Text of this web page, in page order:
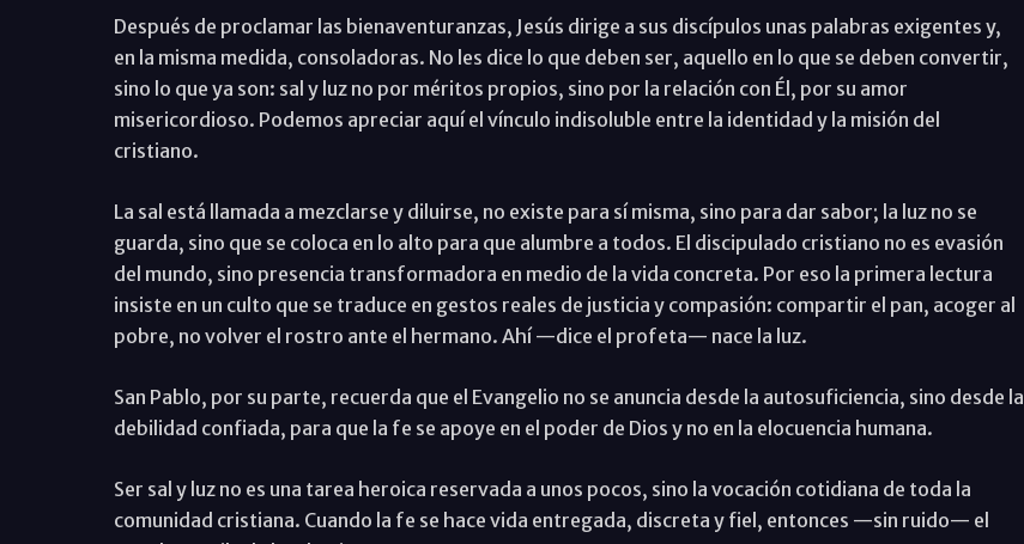
Después de proclamar las bienaventuranzas, Jesús dirige a sus discípulos unas palabras exigentes y,
en la misma medida, consoladoras. No les dice lo que deben ser, aquello en lo que se deben convertir,
sino lo que ya son: sal y luz no por méritos propios, sino por la relación con Él, por su amor
misericordioso. Podemos apreciar aquí el vínculo indisoluble entre la identidad y la misión del
cristiano.
La sal está llamada a mezclarse y diluirse, no existe para sí misma, sino para dar sabor; la luz no se
guarda, sino que se coloca en lo alto para que alumbre a todos. El discipulado cristiano no es evasión
del mundo, sino presencia transformadora en medio de la vida concreta. Por eso la primera lectura
insiste en un culto que se traduce en gestos reales de justicia y compasión: compartir el pan, acoger al
pobre, no volver el rostro ante el hermano. Ahí —dice el profeta— nace la luz.
San Pablo, por su parte, recuerda que el Evangelio no se anuncia desde la autosuficiencia, sino desde la
debilidad confiada, para que la fe se apoye en el poder de Dios y no en la elocuencia humana.
Ser sal y luz no es una tarea heroica reservada a unos pocos, sino la vocación cotidiana de toda la
comunidad cristiana. Cuando la fe se hace vida entregada, discreta y fiel, entonces —sin ruido— el